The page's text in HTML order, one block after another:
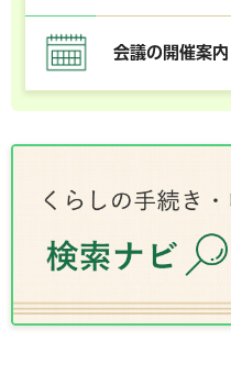
会議の開催案内